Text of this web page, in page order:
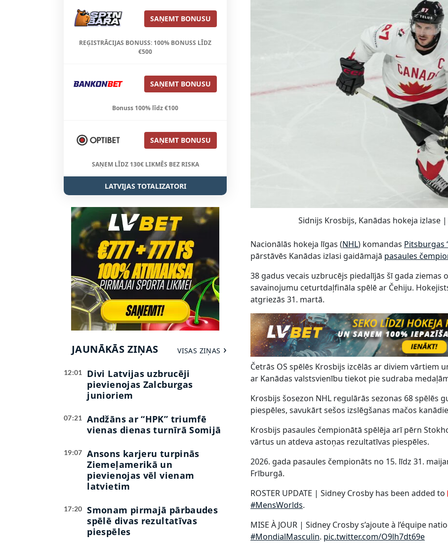
SAŅEMT BONUSU
REĢISTRĀCIJAS BONUSS: 100% BONUSS LĪDZ
€500
SAŅEMT BONUSU
Bonuss 100% līdz €100
SAŅEMT BONUSU
SAŅEM LĪDZ 130€ LIKMĒS BEZ RISKA
LATVIJAS TOTALIZATORI
JAUNĀKĀS ZIŅAS VISAS ZIŅAS
12:01
Divi Latvijas uzbrucēji
pievienojas Zalcburgas
junioriem
07:21
Andžāns ar “HPK” triumfē
vienas dienas turnīrā Somijā
19:07
Ansons karjeru turpinās
Ziemeļamerikā un
pievienojas vēl vienam
latvietim
17:20
Smonam pirmajā pārbaudes
spēlē divas rezultatīvas
piespēles
Sidnijs Krosbijs, Kanādas hokeja izlase
Nacionālās hokeja līgas (NHL) komandas Pitsburgas
pārstāvēs Kanādas izlasi gaidāmajā pasaules
38 gadus vecais uzbrucējs piedalījās šī gada ziemas
savainojumu ceturtdaļfināla spēlē ar Čehiju.
atgriezās 31. martā.
Četrās OS spēlēs Krosbijs izcēlās ar diviem vārtiem
ar Kanādas valstsvienību tiekot pie sudraba
Krosbijs šosezon NHL regulārās sezonas 68 spēlēs
piespēles, savukārt sešos izslēgšanas mačos
Krosbijs pasaules čempionātā spēlēja arī pērn
vārtus un atdeva astoņas rezultatīvas piespēles.
2026. gada pasaules čempionāts no 15. līdz 31.
Frīburgā.
ROSTER UPDATE | Sidney Crosby has been added
#MensWorlds.
MISE À JOUR | Sidney Crosby s’ajoute à l’équipe
#MondialMasculin. pic.twitter.com/O9lh7dt69e